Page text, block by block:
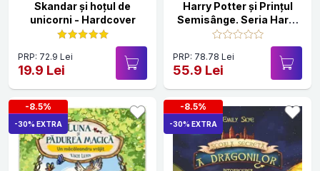
Skandar și hoțul de
unicorni - Hardcover
PRP: 72.9 Lei
19.9 Lei
Harry Potter și Prințul
Semisânge. Seria Harry
Potter Vol.6
PRP: 78.78 Lei
55.9 Lei
-8.5%
-30% EXTRA
-8.5%
-30% EXTRA